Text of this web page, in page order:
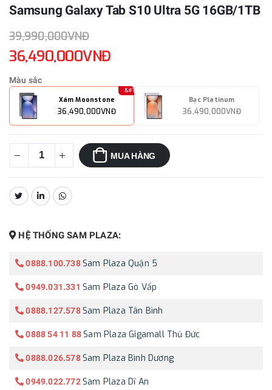
Samsung Galaxy Tab S10 Ultra 5G 16GB/1TB
39,990,000VNĐ
36,490,000VNĐ
Màu sắc
Xám Moonstone
36,490,000VNĐ
Bạc Platinum
36,490,000VNĐ
MUA HÀNG
CHIA SẺ:
HỆ THỐNG SAM PLAZA:
0888.100.738 Sam Plaza Quận 5
0949.031.331 Sam Plaza Gò Vấp
0888.127.578 Sam Plaza Tân Bình
0888 54 11 88 Sam Plaza Gigamall Thủ Đức
0888.026.578 Sam Plaza Bình Dương
0949.022.772 Sam Plaza Dĩ An